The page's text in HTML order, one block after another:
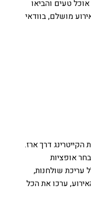
טעים והביאו
מושלם, בוודאי
הקייטרינג דרך ארז.
אופציות
עריכת שולחנות,
ערכו את הכל